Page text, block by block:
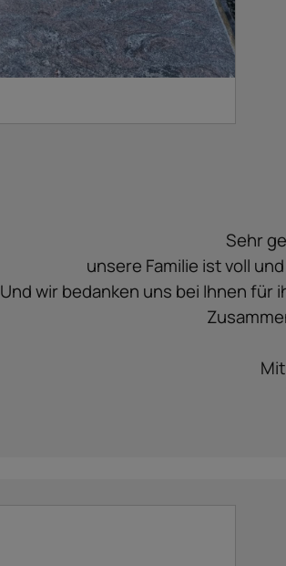
Sehr
unsere Familie ist voll
Und wir bedanken uns bei Ihnen für